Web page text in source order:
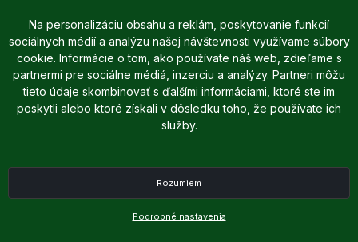
Obchodné podmienky
Na personalizáciu obsahu a reklám, poskytovanie funkcií
sociálnych médií a analýzu našej návštevnosti využívame súbory
cookie. Informácie o tom, ako používate náš web, zdieľame s
partnermi pre sociálne médiá, inzerciu a analýzy. Partneri môžu
tieto údaje skombinovať s ďalšími informáciami, ktoré ste im
poskytli alebo ktoré získali v dôsledku toho, že používate ich
služby.
Rozumiem
Podrobné nastavenia